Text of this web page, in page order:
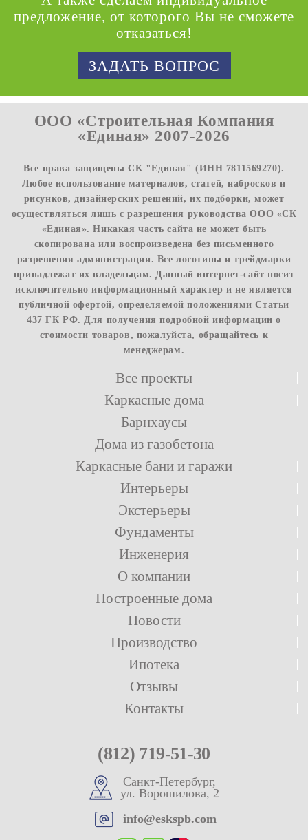
предложение, от которого Вы не сможете
отказаться!
ЗАДАТЬ ВОПРОС
ООО «Строительная Компания
«Единая» 2007-2026
Все права защищены СК "Единая" (ИНН 7811569270).
Любое использование материалов, статей, набросков и
рисунков, дизайнерских решений, их подборки, может
осуществляться лишь с разрешения руководства ООО «СК
«Единая». Никакая часть сайта не может быть
скопирована или воспроизведена без письменного
разрешения администрации. Все логотипы и трейдмарки
принадлежат их владельцам. Данный интернет-сайт носит
исключительно информационный характер и не является
публичной офертой, определяемой положениями Статьи
437 ГК РФ. Для получения подробной информации о
стоимости товаров, пожалуйста, обращайтесь к
менеджерам.
Все проекты
Каркасные дома
Барнхаусы
Дома из газобетона
Каркасные бани и гаражи
Интерьеры
Экстерьеры
Фундаменты
Инженерия
О компании
Построенные дома
Новости
Производство
Ипотека
Отзывы
Контакты
(812) 719-51-30
Санкт-Петербург,
ул. Ворошилова, 2
info@eskspb.com